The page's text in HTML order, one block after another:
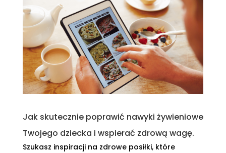
Jak skutecznie poprawić nawyki żywieniowe
Twojego dziecka i wspierać zdrową wagę.
Szukasz inspiracji na zdrowe posiłki, które